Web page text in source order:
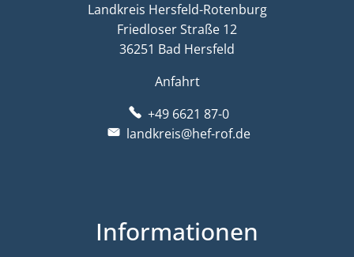
Landkreis Hersfeld-Rotenburg
Friedloser Straße 12
36251 Bad Hersfeld
Anfahrt
+49 6621 87-0
landkreis@hef-rof.de
Informationen